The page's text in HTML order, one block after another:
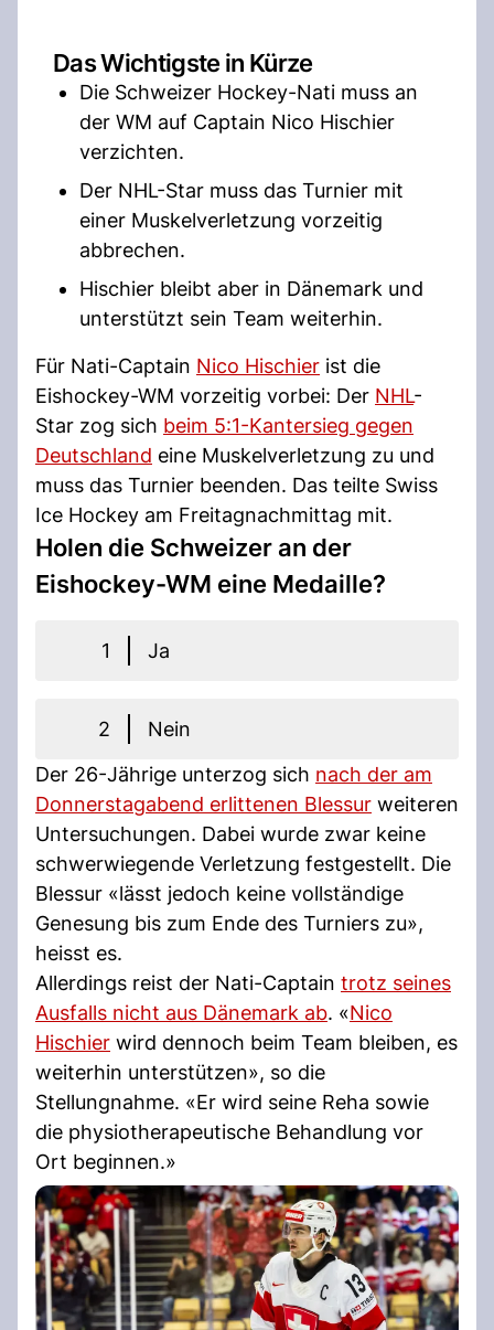
Das Wichtigste in Kürze
Die Schweizer Hockey-Nati muss an
der WM auf Captain Nico Hischier
verzichten.
Der NHL-Star muss das Turnier mit
einer Muskelverletzung vorzeitig
abbrechen.
Hischier bleibt aber in Dänemark und
unterstützt sein Team weiterhin.
Für Nati-Captain Nico Hischier ist die
Eishockey-WM vorzeitig vorbei: Der NHL-
Star zog sich beim 5:1-Kantersieg gegen
Deutschland eine Muskelverletzung zu und
muss das Turnier beenden. Das teilte Swiss
Ice Hockey am Freitagnachmittag mit.
Holen die Schweizer an der
Eishockey-WM eine Medaille?
1 Ja
2
Nein
Der 26-Jährige unterzog sich nach der am
Donnerstagabend erlittenen Blessur weiteren
Untersuchungen. Dabei wurde zwar keine
schwerwiegende Verletzung festgestellt. Die
Blessur «lässt jedoch keine vollständige
Genesung bis zum Ende des Turniers zu»,
heisst es.
Allerdings reist der Nati-Captain trotz seines
Ausfalls nicht aus Dänemark ab. «Nico
Hischier wird dennoch beim Team bleiben, es
weiterhin unterstützen», so die
Stellungnahme. «Er wird seine Reha sowie
die physiotherapeutische Behandlung vor
Ort beginnen.»